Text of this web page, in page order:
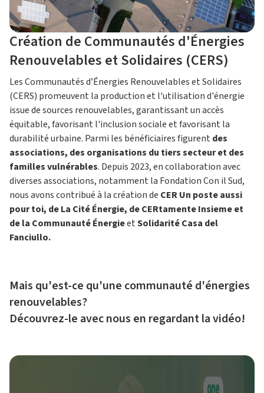
Création de Communautés d'Énergies
Renouvelables et Solidaires (CERS)
Les Communautés d’Énergies Renouvelables et Solidaires
(CERS) promeuvent la production et l'utilisation d'énergie
issue de sources renouvelables, garantissant un accès
équitable, favorisant l'inclusion sociale et favorisant la
durabilité urbaine. Parmi les bénéficiaires figurent des
associations, des organisations du tiers secteur et des
familles vulnérables. Depuis 2023, en collaboration avec
diverses associations, notamment la Fondation Con il Sud,
nous avons contribué à la création de CER Un poste aussi
pour toi, de La Cité Énergie, de CERtamente Insieme et
de la Communauté ÉnergieetSolidarité Casa del
Fanciullo.
Mais qu'est-ce qu'une communauté d'énergies
renouvelables?
Découvrez-le avec nous en regardant la vidéo!